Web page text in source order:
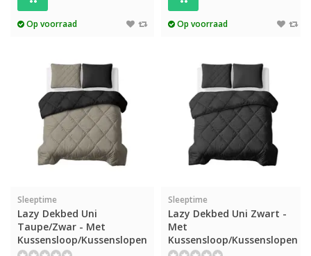
Op voorraad Op voorraad
Sleeptime
Lazy Dekbed Uni
Taupe/Zwar - Met
Kussensloop/Kussenslopen
Sleeptime
Lazy Dekbed Uni Zwart -
Met
Kussensloop/Kussenslopen